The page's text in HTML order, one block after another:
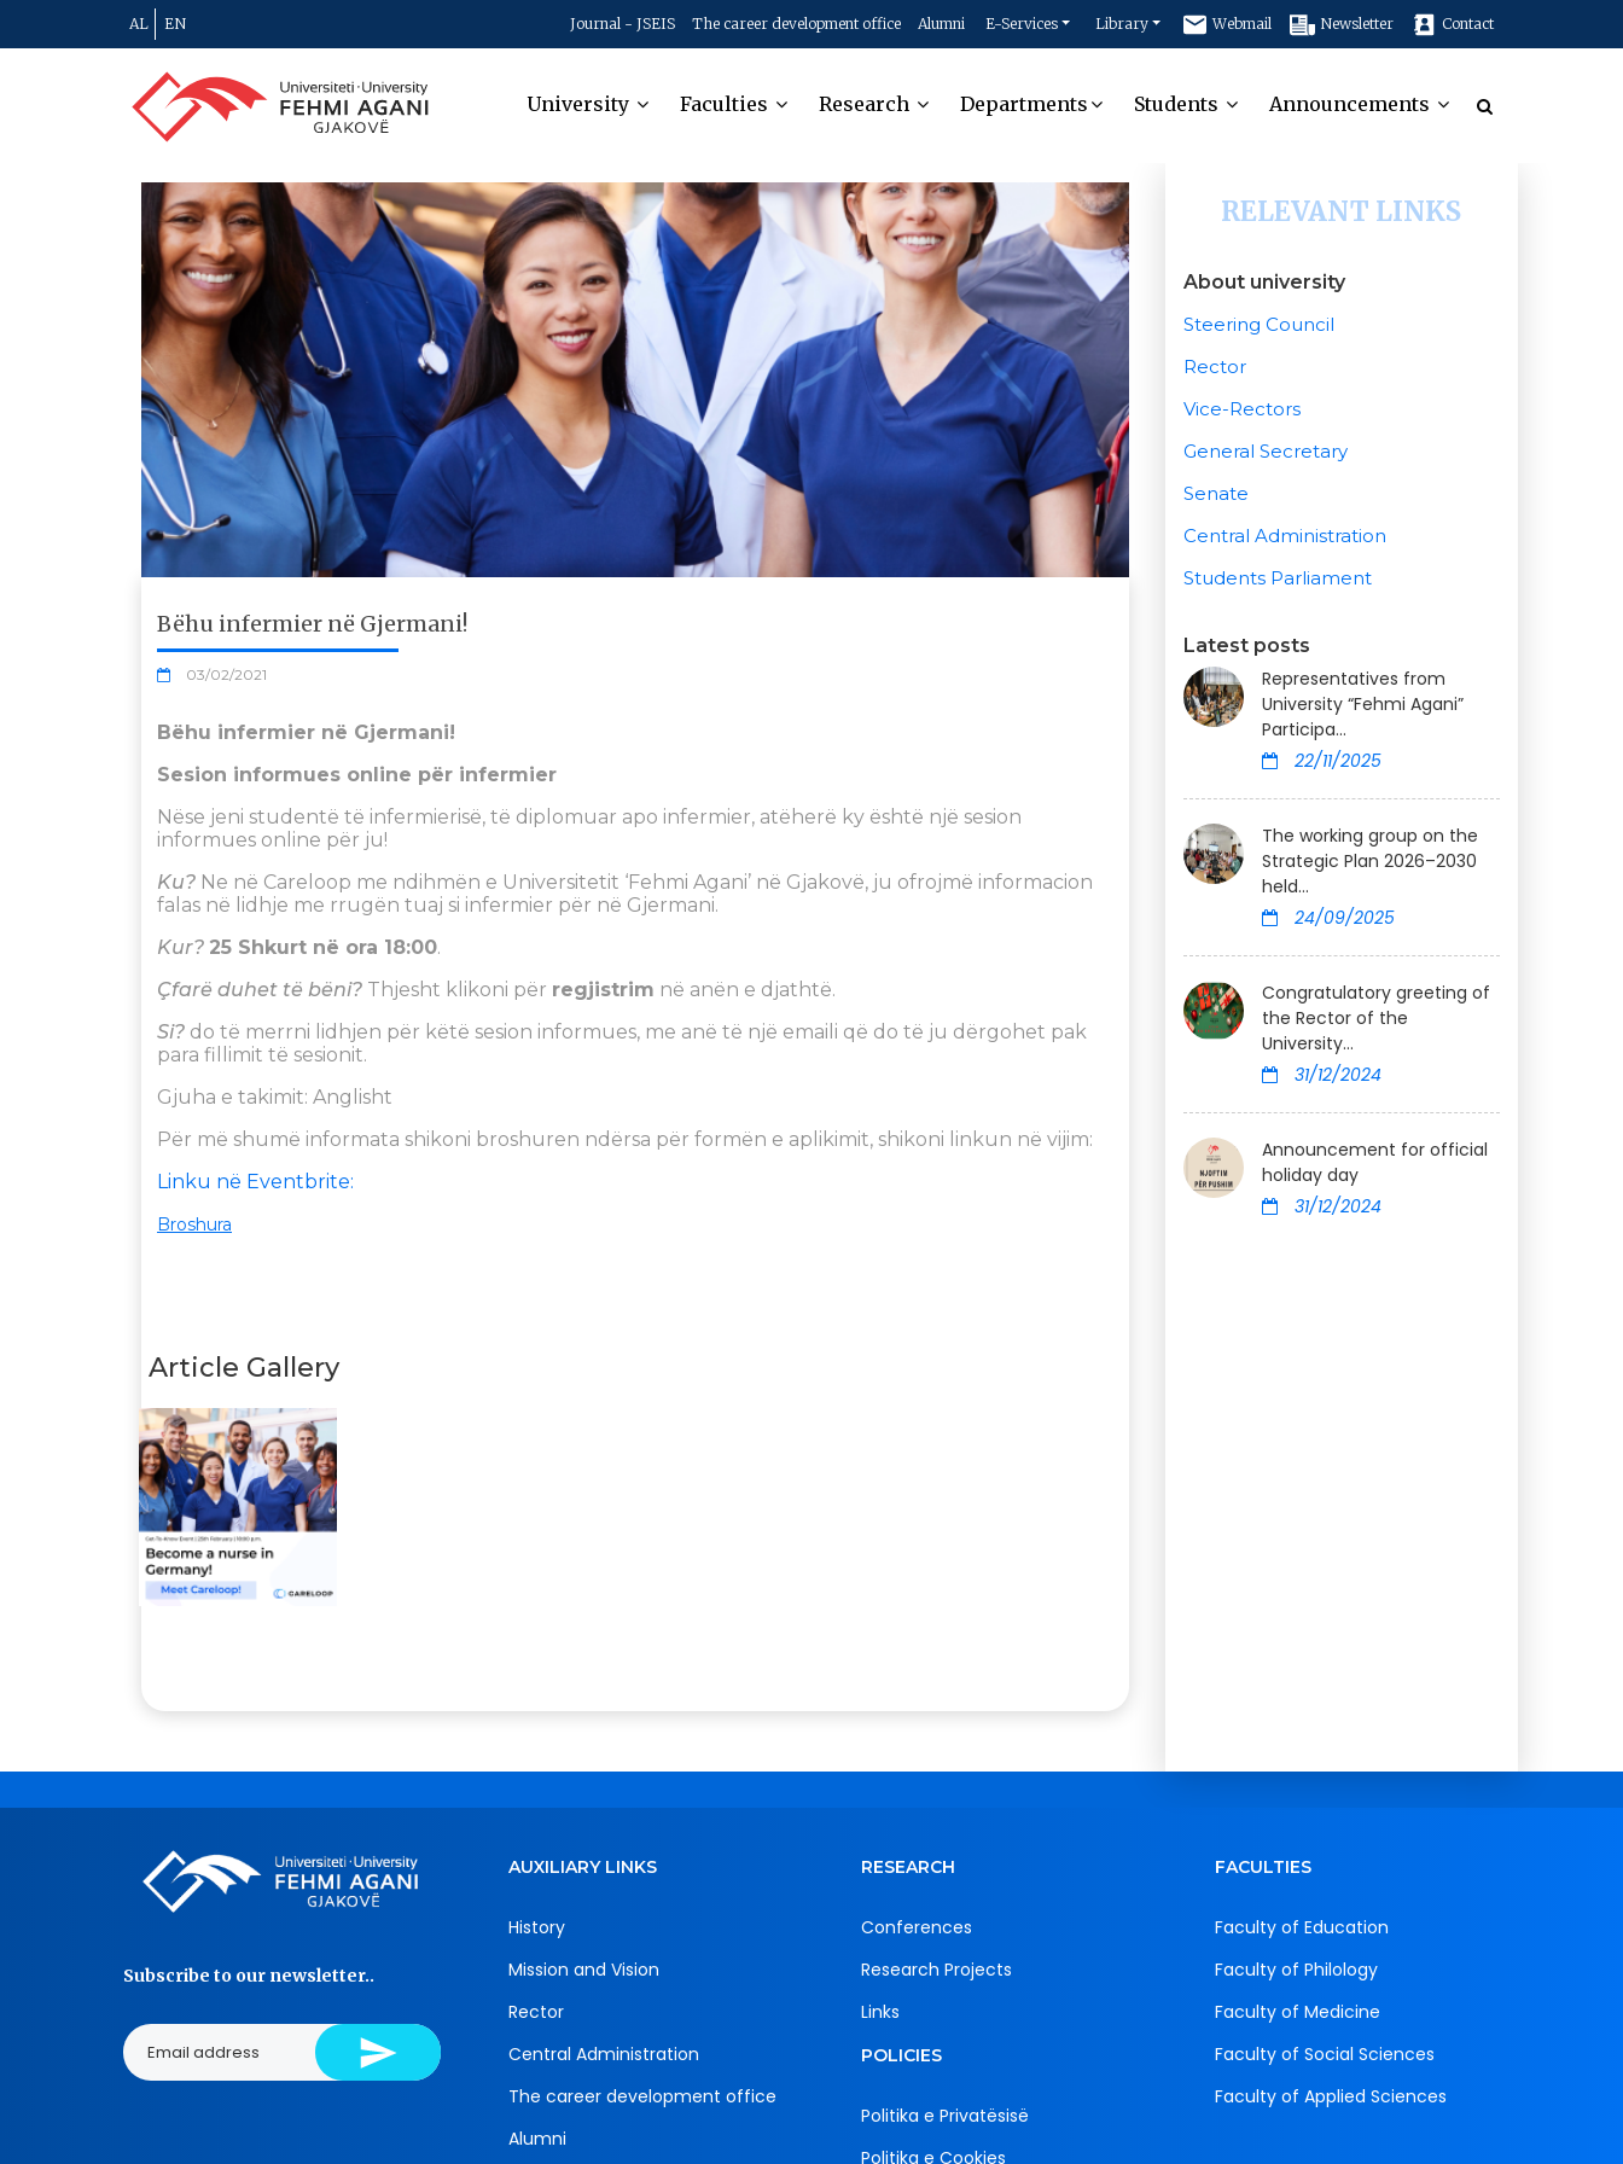
AL EN Journal - JSEIS The career development office Alumni E-Services Library Webmail Newsletter Contact
University Faculties Research Departments Students Announcements
Bëhu infermier në Gjermani!
03/02/2021
Bëhu infermier në Gjermani!
Sesion informues online për infermier
Nëse jeni studentë të infermierisë, të diplomuar apo infermier, atëherë ky është një sesion
informues online për ju!
Ku? Ne në Careloop me ndihmën e Universitetit ‘Fehmi Agani’ në Gjakovë, ju ofrojmë informacion
falas në lidhje me rrugën tuaj si infermier për në Gjermani.
Kur? 25 Shkurt në ora 18:00.
Çfarë duhet të bëni? Thjesht klikoni për regjistrim në anën e djathtë.
Si? do të merrni lidhjen për këtë sesion informues, me anë të një emaili që do të ju dërgohet pak
para fillimit të sesionit.
Gjuha e takimit: Anglisht
Për më shumë informata shikoni broshuren ndërsa për formën e aplikimit, shikoni linkun në vijim:
Linku në Eventbrite:
Broshura
Article Gallery
RELEVANT LINKS
About university
Steering Council
Rector
Vice-Rectors
General Secretary
Senate
Central Administration
Students Parliament
Latest posts
Representatives from
University “Fehmi Agani”
Participa...
22/11/2025
The working group on the
Strategic Plan 2026–2030
held...
24/09/2025
Congratulatory greeting of
the Rector of the
University...
31/12/2024
Announcement for official
holiday day
31/12/2024
Subscribe to our newsletter..
AUXILIARY LINKS
History
Mission and Vision
Rector
Central Administration
The career development office
Alumni
RESEARCH
Conferences
Research Projects
Links
POLICIES
Politika e Privatësisë
Politika e Cookies
FACULTIES
Faculty of Education
Faculty of Philology
Faculty of Medicine
Faculty of Social Sciences
Faculty of Applied Sciences